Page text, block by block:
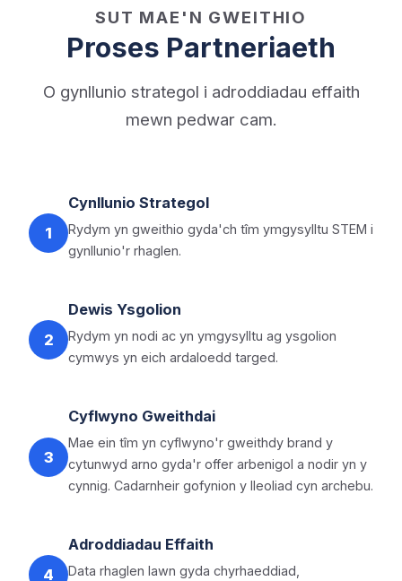
SUT MAE'N GWEITHIO
Proses Partneriaeth
O gynllunio strategol i adroddiadau effaith
mewn pedwar cam.
1
Cynllunio Strategol
Rydym yn gweithio gyda'ch tîm ymgysylltu STEM i
gynllunio'r rhaglen.
2
Dewis Ysgolion
Rydym yn nodi ac yn ymgysylltu ag ysgolion
cymwys yn eich ardaloedd targed.
3
Cyflwyno Gweithdai
Mae ein tîm yn cyflwyno'r gweithdy brand y
cytunwyd arno gyda'r offer arbenigol a nodir yn y
cynnig. Cadarnheir gofynion y lleoliad cyn archebu.
4
Adroddiadau Effaith
Data rhaglen lawn gyda chyrhaeddiad,